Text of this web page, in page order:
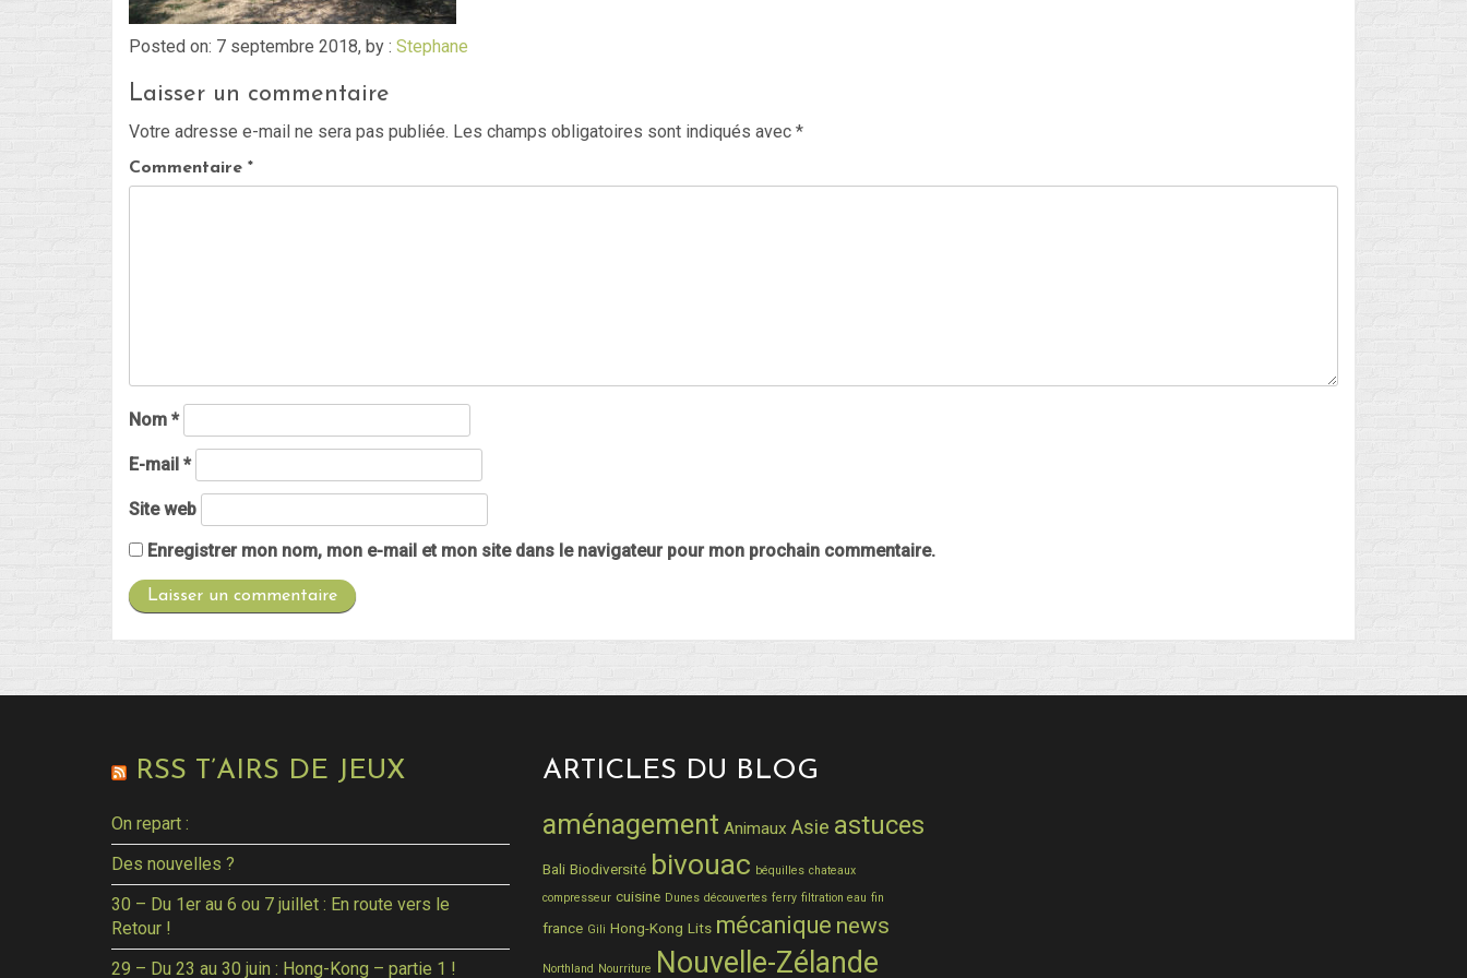
Posted on: 7 septembre 2018, by : Stephane
Laisser un commentaire
Votre adresse e-mail ne sera pas publiée. Les champs obligatoires sont indiqués avec *
Commentaire *
Nom *
E-mail *
Site web
Enregistrer mon nom, mon e-mail et mon site dans le navigateur pour mon prochain commentaire.
RSS T’AIRS DE JEUX
On repart :
Des nouvelles ?
30 – Du 1er au 6 ou 7 juillet : En route vers le
Retour !
29 – Du 23 au 30 juin : Hong-Kong – partie 1 !
ARTICLES DU BLOG
aménagement Animaux Asie astuces
Bali Biodiversité bivouac béquilles chateaux
compresseur cuisine Dunes découvertes ferry filtration eau fin
france Gili Hong-Kong Lits mécanique news
Northland Nourriture Nouvelle-Zélande